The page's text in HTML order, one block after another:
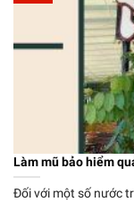
Làm mũ bảo hiểm
Đối với một số nước